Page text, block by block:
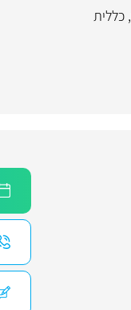
, כללית